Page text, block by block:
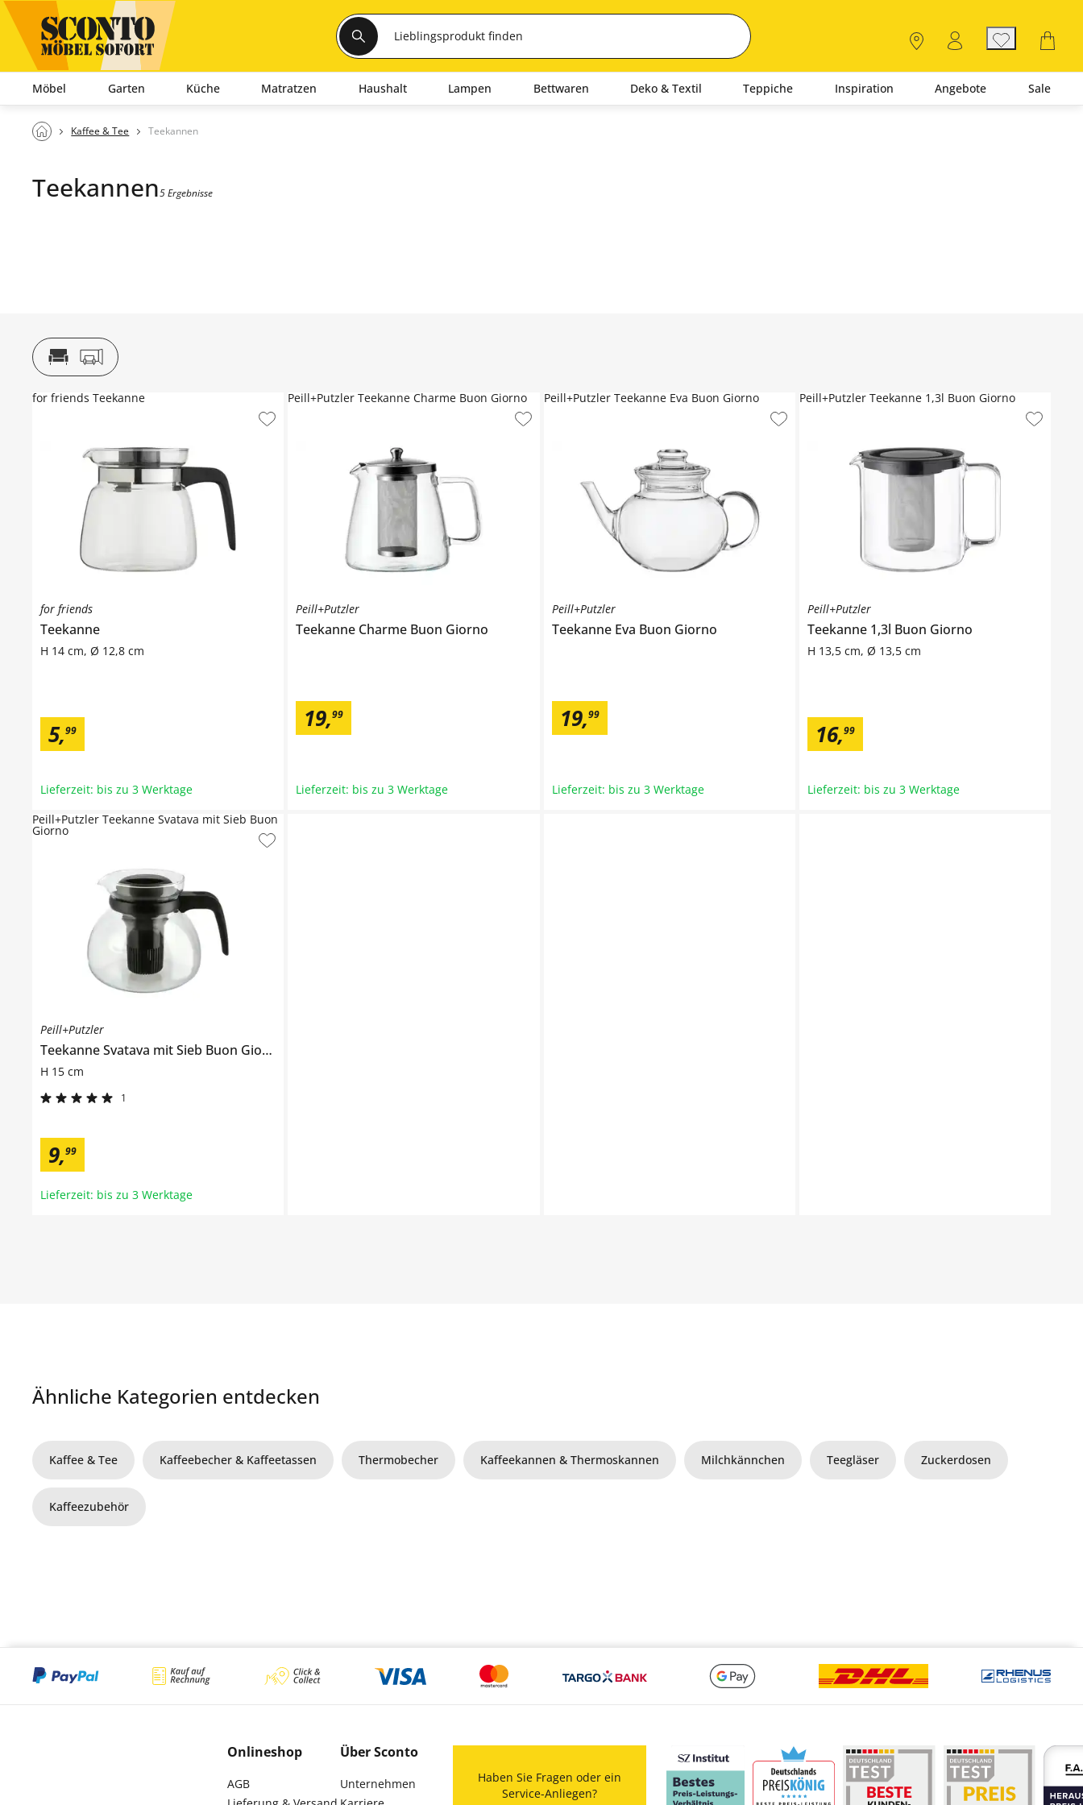
Möbel Garten Küche Matratzen Haushalt Lampen Bettwaren Deko & Textil Teppiche Inspiration Angebote Sale
Kaffee & Tee Teekannen
Teekannen5 Ergebnisse
for friends
Teekanne
H 14 cm, Ø 12,8 cm
5,99
for friends Teekanne
Lieferzeit: bis zu 3 Werktage
Peill+Putzler
Teekanne Charme Buon Giorno
19,99
Peill+Putzler Teekanne Charme Buon Giorno
Lieferzeit: bis zu 3 Werktage
Peill+Putzler
Teekanne Eva Buon Giorno
19,99
Peill+Putzler Teekanne Eva Buon Giorno
Lieferzeit: bis zu 3 Werktage
Peill+Putzler
Teekanne 1,3l Buon Giorno
H 13,5 cm, Ø 13,5 cm
16,99
Peill+Putzler Teekanne 1,3l Buon Giorno
Lieferzeit: bis zu 3 Werktage
Peill+Putzler
Teekanne Svatava mit Sieb Buon Giorno
H 15 cm
1
9,99
Peill+Putzler Teekanne Svatava mit Sieb Buon
Giorno
Lieferzeit: bis zu 3 Werktage
Ähnliche Kategorien entdecken
Kaffee & Tee Kaffeebecher & Kaffeetassen Thermobecher Kaffeekannen & Thermoskannen Milchkännchen Teegläser Zuckerdosen
Kaffeezubehör
Onlineshop
AGB
Über Sconto
Unternehmen
Haben Sie Fragen oder ein
Service-Anliegen?